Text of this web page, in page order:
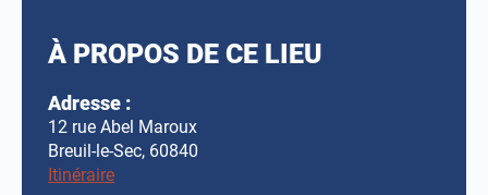
À PROPOS DE CE LIEU
Adresse :
12 rue Abel Maroux
Breuil-le-Sec, 60840
Itinéraire